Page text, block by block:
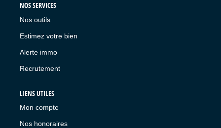
NOS SERVICES
Nos outils
Estimez votre bien
Alerte immo
Recrutement
LIENS UTILES
Mon compte
Nos honoraires